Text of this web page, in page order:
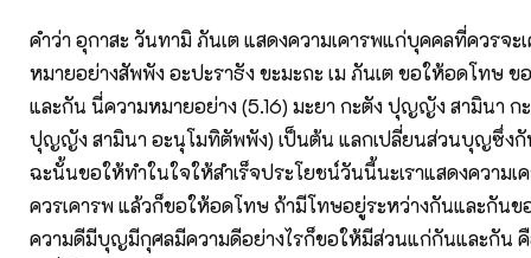
คำว่า อุกาสะ วันทามิ ภันเต แสดงความเคารพแก่บุคคลที่ควรจะ
หมายอย่างสัพพัง อะปะราธัง ขะมะถะ เม ภันเต ขอให้อดโทษ
และกัน นี่ความหมายอย่าง (5.16) มะยา กะตัง ปุญญัง สามินา ก
ปุญญัง สามินา อะนุโมทิตัพพัง) เป็นต้น แลกเปลี่ยนส่วนบุญซึ่งกั
ฉะนั้นขอให้ทำในใจให้สำเร็จประโยชน์วันนี้นะเราแสดงความเ
ควรเคารพ แล้วก็ขอให้อดโทษ ถ้ามีโทษอยู่ระหว่างกันและกัน
ความดีมีบุญมีกุศลมีความดีอย่างไรก็ขอให้มีส่วนแก่กันและกัน